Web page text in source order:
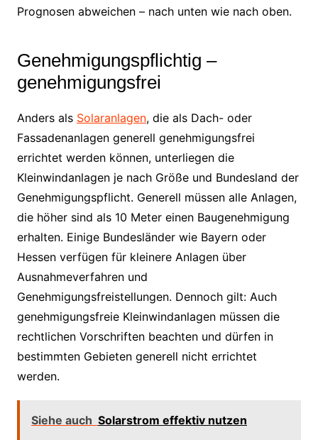
Prognosen abweichen – nach unten wie nach oben.
Genehmigungspflichtig –
genehmigungsfrei
Anders als Solaranlagen, die als Dach- oder
Fassadenanlagen generell genehmigungsfrei
errichtet werden können, unterliegen die
Kleinwindanlagen je nach Größe und Bundesland der
Genehmigungspflicht. Generell müssen alle Anlagen,
die höher sind als 10 Meter einen Baugenehmigung
erhalten. Einige Bundesländer wie Bayern oder
Hessen verfügen für kleinere Anlagen über
Ausnahmeverfahren und
Genehmigungsfreistellungen. Dennoch gilt: Auch
genehmigungsfreie Kleinwindanlagen müssen die
rechtlichen Vorschriften beachten und dürfen in
bestimmten Gebieten generell nicht errichtet
werden.
Siehe auch Solarstrom effektiv nutzen